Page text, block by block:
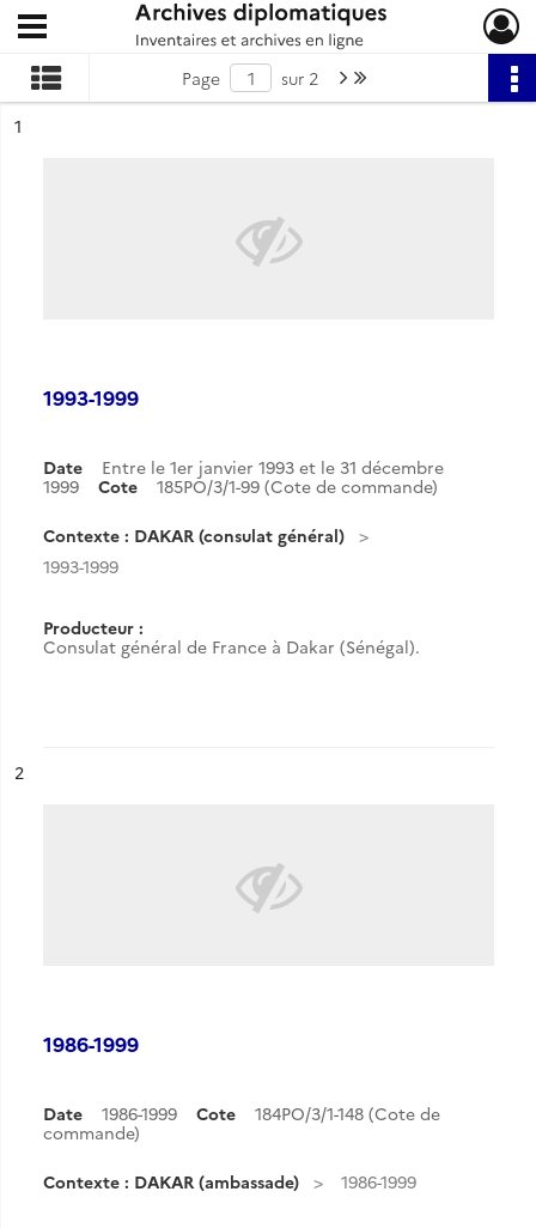
Archives diplomatiques
Ouvrir le menu déroulant
Page sur 2 Page suivante : 1/2
n°
1
1993-1999
Date
Entre le 1er janvier 1993 et le 31 décembre
1999
Cote 185PO/3/1-99 (Cote de commande)
Contexte : DAKAR (consulat général)
1993-1999
Producteur :
Consulat général de France à Dakar (Sénégal).
n°
2
1986-1999
Date 1986-1999 Cote
184PO/3/1-148 (Cote de
commande)
Contexte : DAKAR (ambassade) 1986-1999